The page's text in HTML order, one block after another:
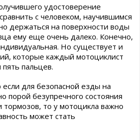
удостоверение
с человеком, научившимся
держаться на поверхности воды
ему еще очень далеко. Конечно,
Но существует и
которые каждый мотоциклист
пальцев.
для безопасной езды на
порой безупречного состояния
тормозов, то у мотоцикла важно
может стать